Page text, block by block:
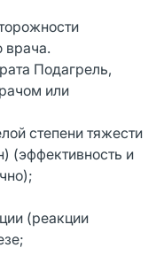
врача.
Подагрель,
или
степени тяжести
(эффективность и
(реакции